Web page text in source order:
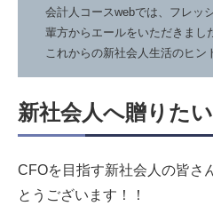
会計人コースwebでは、フレッ
輩方からエールをいただきまし
これからの新社会人生活のヒン
新社会人へ贈りた
CFOを目指す新社会人の皆さ
とうございます！！